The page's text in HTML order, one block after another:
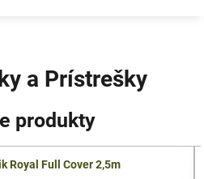
a Prístrešky
produkty
Royal Full Cover 2,5m